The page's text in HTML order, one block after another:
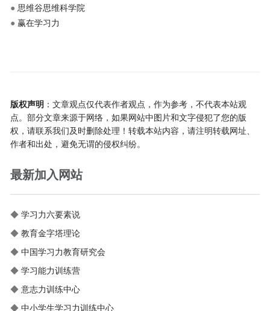
●思维谷思维科学院
● 赢在学习力
版权声明 ：文章观点仅代表作者观点，作为参考，不代表本站观
点。部分文章来源于网络，如果网站中图片和文字侵犯了您的版
权，请联系我们及时删除处理！转载本站内容，请注明转载网址、
作者和出处，避免无谓的侵权纠纷。
最新加入网站
◆学习力六要素说
◆教育金字塔理论
◆中国学习力教育研究会
◆学习能力训练营
◆意志力训练中心
◆中小学生学习力训练中心